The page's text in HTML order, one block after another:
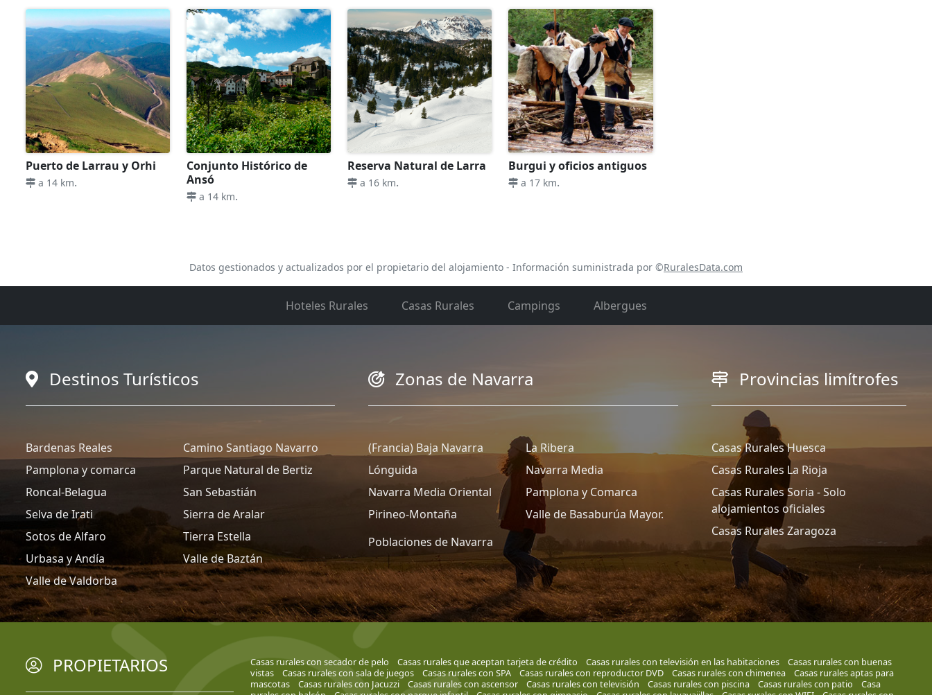
Puerto de Larrau y Orhi
a 14 km.
Conjunto Histórico de
Ansó
a 14 km.
Reserva Natural de Larra
a 16 km.
Burgui y oficios antiguos
a 17 km.
Datos gestionados y actualizados por el propietario del alojamiento - Información suministrada por ©RuralesData.com
Hoteles Rurales Casas Rurales Campings Albergues
Destinos Turísticos
Bardenas Reales
Camino Santiago Navarro
Pamplona y comarca
Parque Natural de Bertiz
Roncal-Belagua
San Sebastián
Selva de Irati
Sierra de Aralar
Sotos de Alfaro
Tierra Estella
Urbasa y Andía
Valle de Baztán
Valle de Valdorba
Zonas de Navarra
(Francia) Baja Navarra
La Ribera
Lónguida
Navarra Media
Navarra Media Oriental
Pamplona y Comarca
Pirineo-Montaña
Valle de Basaburúa Mayor.
Poblaciones de Navarra
Provincias limítrofes
Casas Rurales Huesca
Casas Rurales La Rioja
Casas Rurales Soria - Solo
alojamientos oficiales
Casas Rurales Zaragoza
PROPIETARIOS Casas rurales con secador de pelo Casas rurales que aceptan tarjeta de crédito Casas rurales con televisión en las habitaciones
Casas rurales con buenas
vistas
Casas rurales con sala de juegos Casas rurales con SPA Casas rurales con reproductor DVD Casas rurales con chimenea
Casas rurales aptas para
mascotas
Casas rurales con Jacuzzi Casas rurales con ascensor Casas rurales con televisión Casas rurales con piscina Casas rurales con patio
Casa